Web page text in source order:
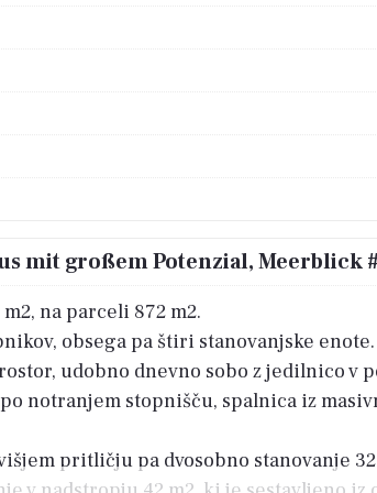
mit großem Potenzial, Meerblick
na parceli 872 m2.
obsega pa štiri stanovanjske
udobno dnevno sobo z jedilnico v
notranjem stopnišču, spalnica iz
pritličju pa dvosobno stanovanje